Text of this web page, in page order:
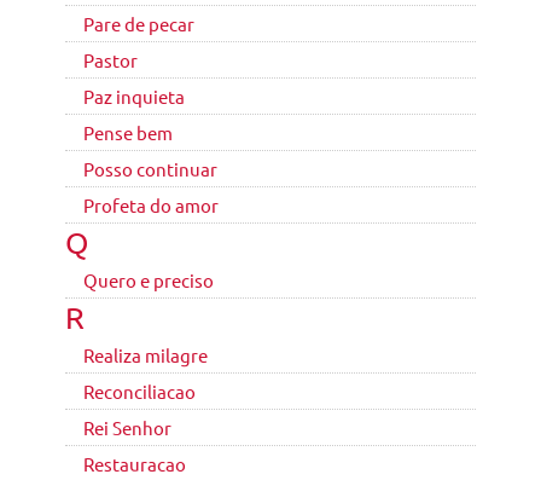
Pare de pecar
Pastor
Paz inquieta
Pense bem
Posso continuar
Profeta do amor
Q
Quero e preciso
R
Realiza milagre
Reconciliacao
Rei Senhor
Restauracao